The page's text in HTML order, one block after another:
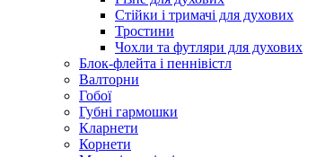
Стійки і тримачі для духових
Тростини
Чохли та футляри для духових
Блок-флейта і пеннівістл
Валторни
Гобої
Губні гармошки
Кларнети
Корнети